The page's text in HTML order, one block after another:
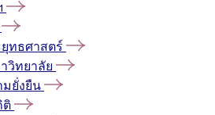
ทธศาสตร์
วิทยาลัย
มยั่งยืน
ติ